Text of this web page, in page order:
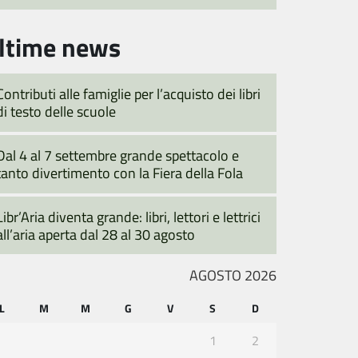
news
alle famiglie per l’acquisto dei libri
testo delle scuole
4 al 7 settembre grande spettacolo e
divertimento con la Fiera della Fola
diventa grande: libri, lettori e lettrici
aperta dal 28 al 30 agosto
AGOSTO 2026
L M M G V S D
1 2